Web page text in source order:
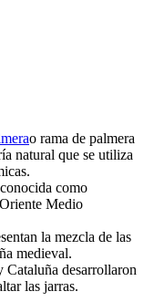
o rama de palmera
natural que se utiliza
como
Medio
la mezcla de las
medieval.
Cataluña desarrollaron
las jarras.